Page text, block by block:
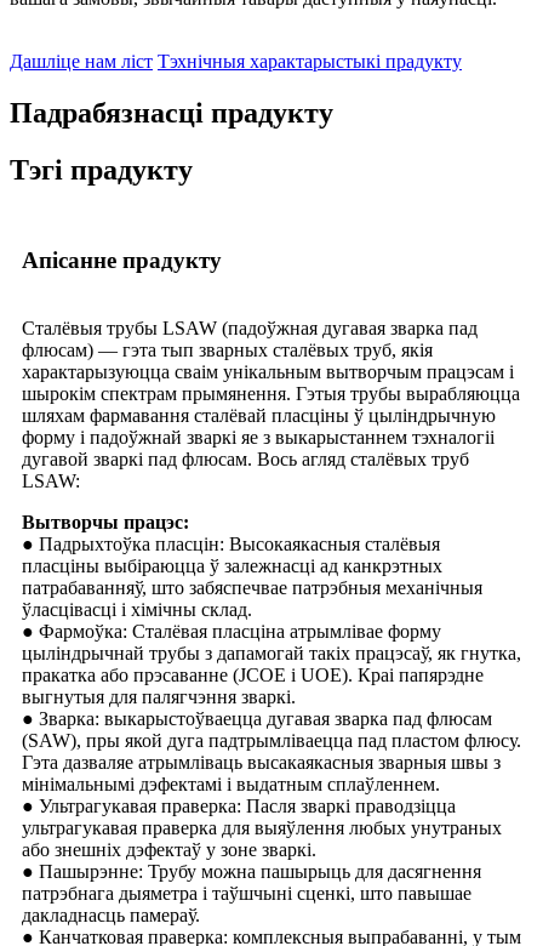
Дашліце нам ліст Тэхнічныя характарыстыкі прадукту
Падрабязнасці прадукту
Тэгі прадукту
Апісанне прадукту
Сталёвыя трубы LSAW (падоўжная дугавая зварка пад
флюсам) — гэта тып зварных сталёвых труб, якія
характарызуюцца сваім унікальным вытворчым працэсам і
шырокім спектрам прымянення. Гэтыя трубы вырабляюцца
шляхам фармавання сталёвай пласціны ў цыліндрычную
форму і падоўжнай зваркі яе з выкарыстаннем тэхналогіі
дугавой зваркі пад флюсам. Вось агляд сталёвых труб
LSAW:
Вытворчы працэс:
● Падрыхтоўка пласцін: Высокаякасныя сталёвыя
пласціны выбіраюцца ў залежнасці ад канкрэтных
патрабаванняў, што забяспечвае патрэбныя механічныя
ўласцівасці і хімічны склад.
● Фармоўка: Сталёвая пласціна атрымлівае форму
цыліндрычнай трубы з дапамогай такіх працэсаў, як гнутка,
пракатка або прэсаванне (JCOE і UOE). Краі папярэдне
выгнутыя для палягчэння зваркі.
● Зварка: выкарыстоўваецца дугавая зварка пад флюсам
(SAW), пры якой дуга падтрымліваецца пад пластом флюсу.
Гэта дазваляе атрымліваць высакаякасныя зварныя швы з
мінімальнымі дэфектамі і выдатным сплаўленнем.
● Ультрагукавая праверка: Пасля зваркі праводзіцца
ультрагукавая праверка для выяўлення любых унутраных
або знешніх дэфектаў у зоне зваркі.
● Пашырэнне: Трубу можна пашырыць для дасягнення
патрэбнага дыяметра і таўшчыні сценкі, што павышае
дакладнасць памераў.
● Канчатковая праверка: комплексныя выпрабаванні, у тым